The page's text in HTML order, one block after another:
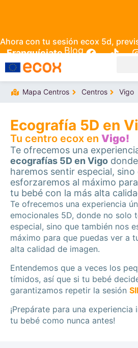
Ahora con tu sesión ecox 5d,
FranquíciateBlog
Mapa Centros Centros Vigo
Ecografía 5D en
Tu centro ecox en Vigo!
Te ofrecemos una
ecografías 5D en Vigo
haremos sentir especial,
esforzaremos al máximo
tu bebé con la más alta
Te ofrecemos una experiencia
emocionales 5D, donde no solo
especial, sino que también nos
máximo para que puedas ver a
alta calidad de imagen.
Entendemos que a veces los
tímidos, así que si tu bebé
garantizamos repetir la sesión
¡Prepárate para una
tu bebé como nunca antes!